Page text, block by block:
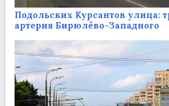
Подольских Курсантов улица:
артерия Бирюлёво-Западного